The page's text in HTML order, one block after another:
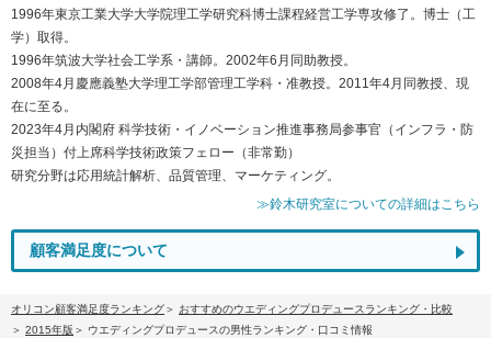
1996年東京工業大学大学院理工学研究科博士課程経営工学専攻修了。博士（工
学）取得。
1996年筑波大学社会工学系・講師。2002年6月同助教授。
2008年4月慶應義塾大学理工学部管理工学科・准教授。2011年4月同教授、現
在に至る。
2023年4月内閣府 科学技術・イノベーション推進事務局参事官（インフラ・防
災担当）付上席科学技術政策フェロー（非常勤）
研究分野は応用統計解析、品質管理、マーケティング。
≫鈴木研究室についての詳細はこちら
顧客満足度について
オリコン顧客満足度ランキング
おすすめのウエディングプロデュースランキング・比較
2015年版
ウエディングプロデュースの男性ランキング・口コミ情報